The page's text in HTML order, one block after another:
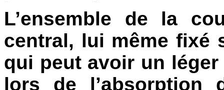
L’ensemble de la
central, lui même fixé
qui peut avoir un
lors de l’absorption